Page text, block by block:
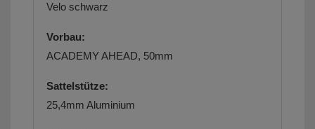
Velo schwarz
Vorbau:
ACADEMY AHEAD, 50mm
Sattelstütze:
25,4mm Aluminium